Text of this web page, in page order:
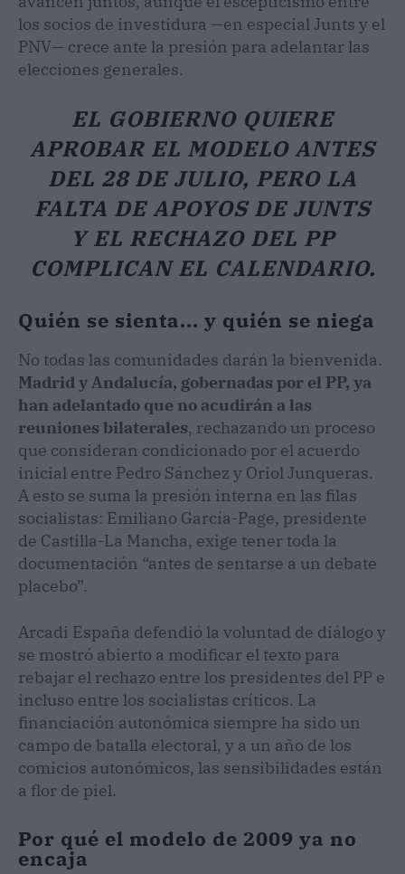
los socios de investidura —en especial Junts y el
PNV— crece ante la presión para adelantar las
elecciones generales.
EL GOBIERNO QUIERE
APROBAR EL MODELO ANTES
DEL 28 DE JULIO, PERO LA
FALTA DE APOYOS DE JUNTS
Y EL RECHAZO DEL PP
COMPLICAN EL CALENDARIO.
Quién se sienta... y quién se niega
No todas las comunidades darán la bienvenida.
Madrid y Andalucía, gobernadas por el PP, ya
han adelantado que no acudirán a las
reuniones bilaterales, rechazando un proceso
que consideran condicionado por el acuerdo
inicial entre Pedro Sánchez y Oriol Junqueras.
A esto se suma la presión interna en las filas
socialistas: Emiliano García-Page, presidente
de Castilla-La Mancha, exige tener toda la
documentación “antes de sentarse a un debate
placebo”.
Arcadi España defendió la voluntad de diálogo y
se mostró abierto a modificar el texto para
rebajar el rechazo entre los presidentes del PP e
incluso entre los socialistas críticos. La
financiación autonómica siempre ha sido un
campo de batalla electoral, y a un año de los
comicios autonómicos, las sensibilidades están
a flor de piel.
Por qué el modelo de 2009 ya no
encaja